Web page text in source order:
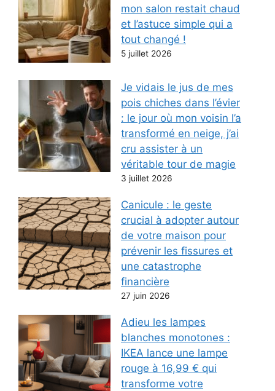
mon salon restait chaud
et l’astuce simple qui a
tout changé !
5 juillet 2026
Je vidais le jus de mes
pois chiches dans l’évier
: le jour où mon voisin l’a
transformé en neige, j’ai
cru assister à un
véritable tour de magie
3 juillet 2026
Canicule : le geste
crucial à adopter autour
de votre maison pour
prévenir les fissures et
une catastrophe
financière
27 juin 2026
Adieu les lampes
blanches monotones :
IKEA lance une lampe
rouge à 16,99 € qui
transforme votre